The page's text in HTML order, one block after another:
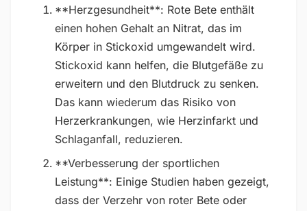
**Herzgesundheit**: Rote Bete enthält
einen hohen Gehalt an Nitrat, das im
Körper in Stickoxid umgewandelt wird.
Stickoxid kann helfen, die Blutgefäße zu
erweitern und den Blutdruck zu senken.
Das kann wiederum das Risiko von
Herzerkrankungen, wie Herzinfarkt und
Schlaganfall, reduzieren.
**Verbesserung der sportlichen
Leistung**: Einige Studien haben gezeigt,
dass der Verzehr von roter Bete oder